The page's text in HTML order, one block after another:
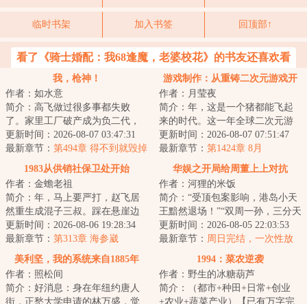
临时书架 加入书签 回顶部↑
看了《骑士婚配：我68逢魔，老婆校花》的书友还喜欢看
我，枪神！
作者：如水意
简介：高飞做过很多事都失败
了。家里工厂破产成为负二代，
送过外卖跑过网约车，无奈去俄
国要债，结果却被...
更新时间：2026-08-07 03:47:31
最新章节： 第494章 得不到就毁掉
游戏制作：从重铸二次元游戏开
作者：月莹夜
简介：年，这是一个猪都能飞起
来的时代。这一年全球二次元游
戏市场突破百亿美元。《崩坏》
《明日方舟》《...
更新时间：2026-08-07 07:51:47
最新章节： 第1424章 8月
1983从供销社保卫处开始
作者：金蟾老祖
简介：年，马上要严打，赵飞居
然重生成混子三叔。踩在悬崖边
上，赵飞只能自救。第一步，先
从进供销社保卫...
更新时间：2026-08-06 19:28:34
最新章节： 第313章 海参崴
华娱之开局给周董上上对抗
作者：河狸的米饭
简介：“受顶包案影响，港岛小天
王黯然退场！”“双周一孙，三分天
下，华语乐坛新势力！”“新时代华
语乐...
更新时间：2026-08-05 22:03:53
最新章节： 周日完结，一次性放
美利坚，我的系统来自1885年
作者：照松间
简介：好消息：身在年纽约唐人
街，正愁大学申请的林万盛，觉
1994：菜农逆袭
作者：野生的冰糖葫芦
简介：（都市+种田+日常+创业
+农业+蔬菜产业）【已有万字完